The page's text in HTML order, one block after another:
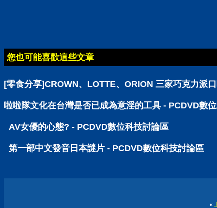
您也可能喜歡這些文章
[零食分享]CROWN、LOTTE、ORION 三家巧克力派
啦啦隊文化在台灣是否已成為意淫的工具 - PCDVD數
AV女優的心態? - PCDVD數位科技討論區
第一部中文發音日本謎片 - PCDVD數位科技討論區
«